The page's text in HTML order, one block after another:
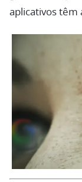
aplicativos têm